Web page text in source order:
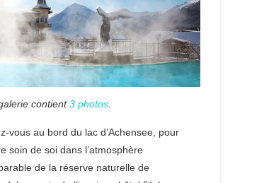
contient3 photos
vous au bord du lac d’Achensee, pour
soin de soi dans l’atmosphère
de la réserve naturelle de